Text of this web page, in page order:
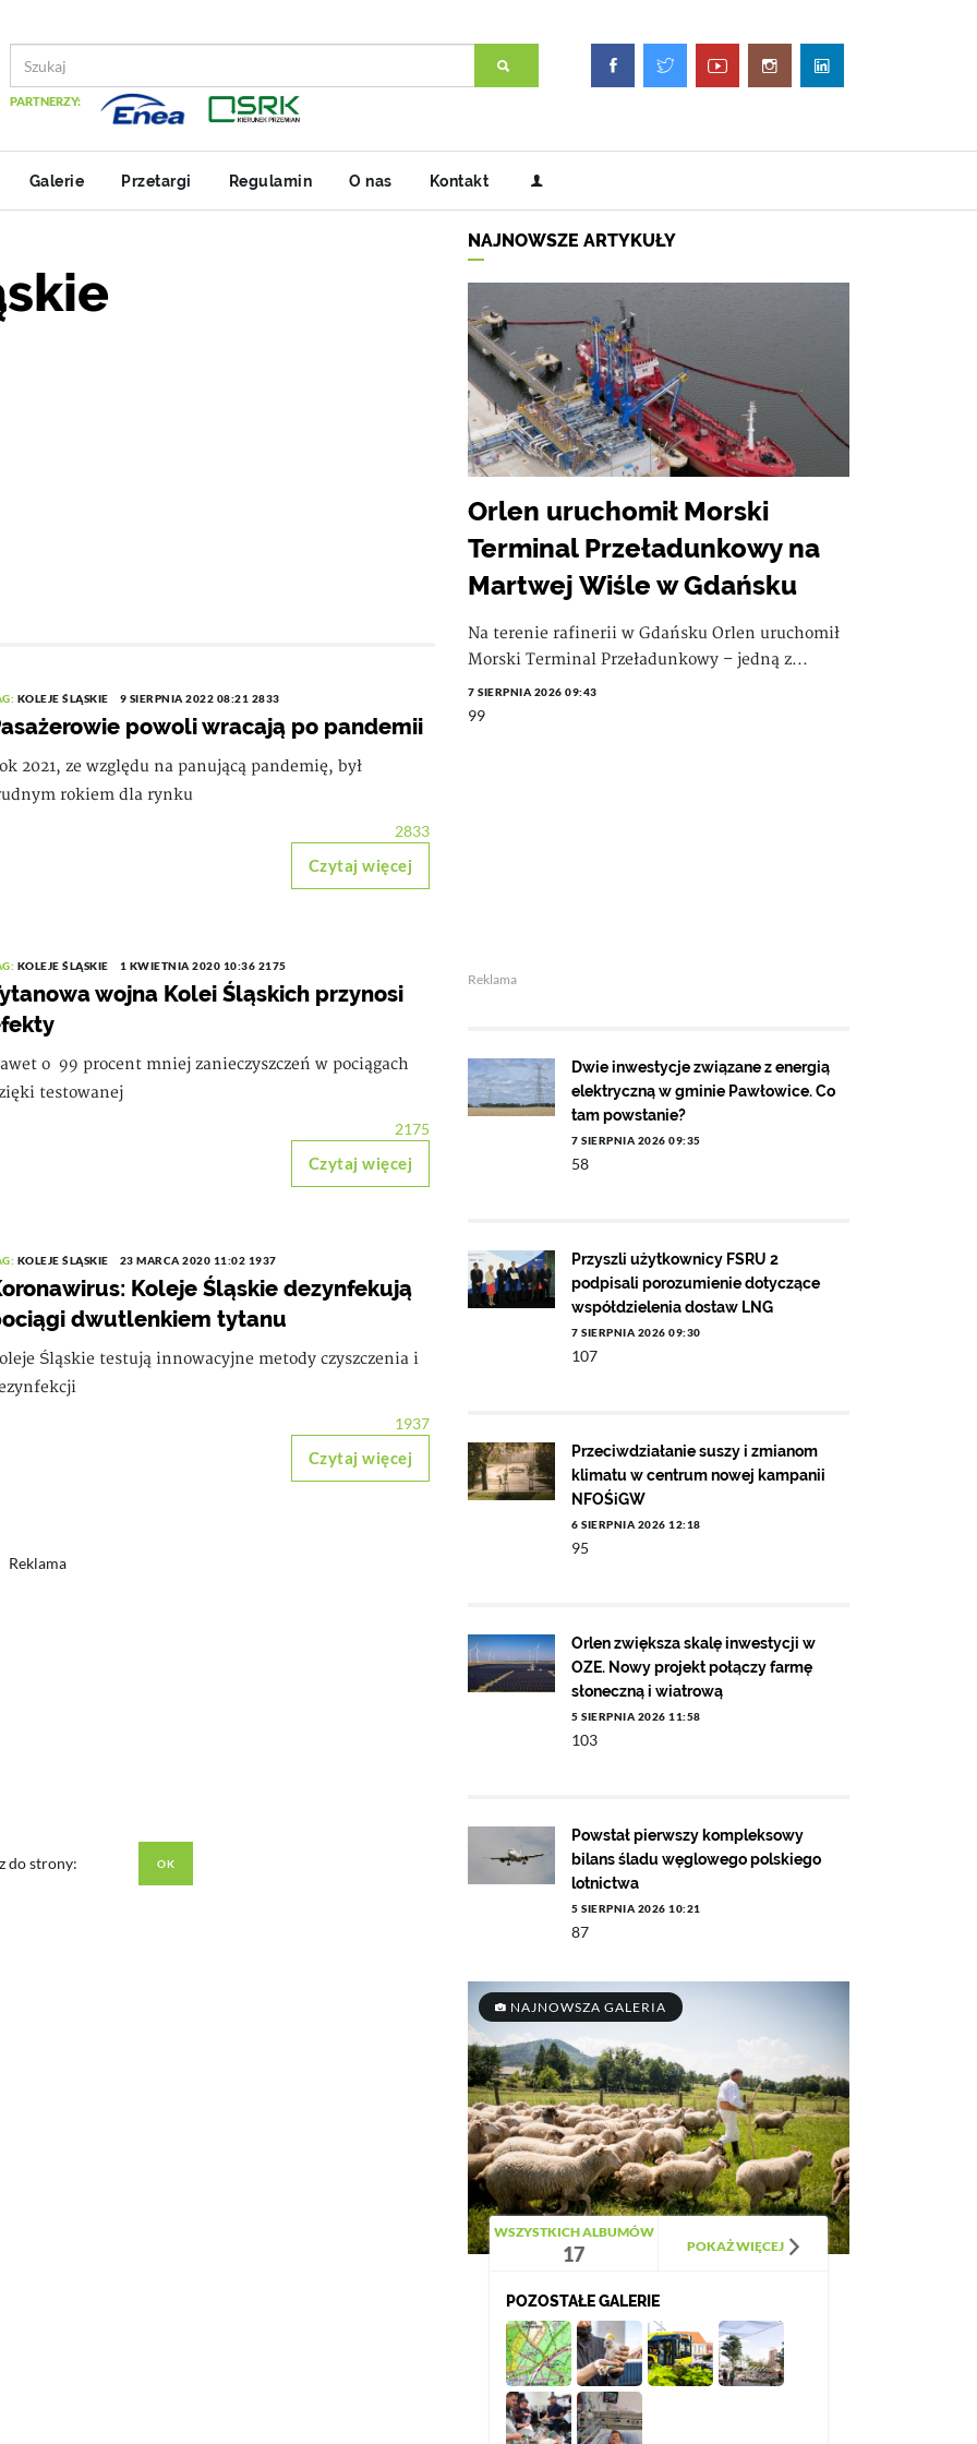
PARTNERZY:
Galerie Przetargi Regulamin O nas Kontakt
KOLEJE ŚLĄSKIE 9 SIERPNIA 2022 08:21 2833
powoli wracają po pandemii
2021, ze względu na panującą pandemię, był
rokiem dla rynku
2833
Czytaj więcej
KOLEJE ŚLĄSKIE 1 KWIETNIA 2020 10:36 2175
wojna Kolei Śląskich przynosi
o 99 procent mniej zanieczyszczeń w pociągach
testowanej
2175
Czytaj więcej
KOLEJE ŚLĄSKIE 23 MARCA 2020 11:02 1937
Koleje Śląskie dezynfekują
dwutlenkiem tytanu
Śląskie testują innowacyjne metody czyszczenia i
1937
Czytaj więcej
Reklama
do strony:
NAJNOWSZE ARTYKUŁY
Orlen uruchomił Morski
Terminal Przeładunkowy na
Martwej Wiśle w Gdańsku
Na terenie rafinerii w Gdańsku Orlen uruchomił
Morski Terminal Przeładunkowy – jedną z...
7 SIERPNIA 2026 09:43
99
Reklama
Dwie inwestycje związane z energią
elektryczną w gminie Pawłowice. Co
tam powstanie?
7 SIERPNIA 2026 09:35
58
Przyszli użytkownicy FSRU 2
podpisali porozumienie dotyczące
współdzielenia dostaw LNG
7 SIERPNIA 2026 09:30
107
Przeciwdziałanie suszy i zmianom
klimatu w centrum nowej kampanii
NFOŚiGW
6 SIERPNIA 2026 12:18
95
Orlen zwiększa skalę inwestycji w
OZE. Nowy projekt połączy farmę
słoneczną i wiatrową
5 SIERPNIA 2026 11:58
103
Powstał pierwszy kompleksowy
bilans śladu węglowego polskiego
lotnictwa
5 SIERPNIA 2026 10:21
87
NAJNOWSZA GALERIA
WSZYSTKICH ALBUMÓW
17 POKAŻ WIĘCEJ
POZOSTAŁE GALERIE